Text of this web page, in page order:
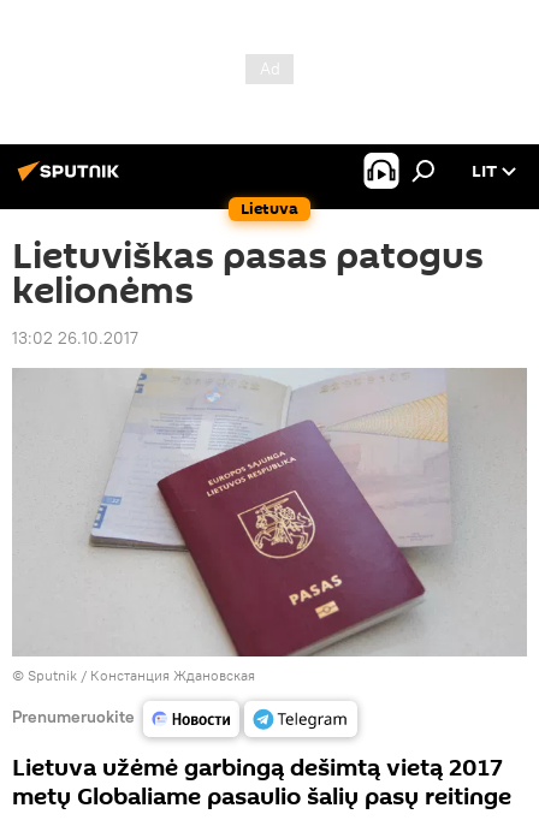
Lietuva
LIT
Lietuviškas pasas patogus
kelionėms
13:02 26.10.2017
© Sputnik / Констанция Ждановская
Prenumeruokite
Lietuva užėmė garbingą dešimtą vietą 2017
metų Globaliame pasaulio šalių pasų reitinge